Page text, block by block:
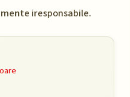
iresponsabile.